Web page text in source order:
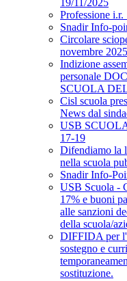
19/11/2025
Professione i.r.
Snadir Info-
Circolare
novembre 2025
Indizione
personale
SCUOLA
Cisl scuola
News dal
USB
17-19
Difendiamo la
nella scuola
Snadir Info-
USB Scuola -
17% e buoni
alle sanzioni
della scuola/
DIFFIDA per
sostegno e
sostituzione.